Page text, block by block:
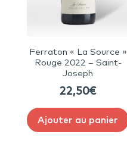
Ferraton « La Source »
Rouge 2022 – Saint-
Joseph
22,50€
Ajouter au panier